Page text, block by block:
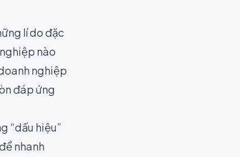
lí do đặc
nào
nghiệp
đáp ứng
“dấu hiệu”
nhanh